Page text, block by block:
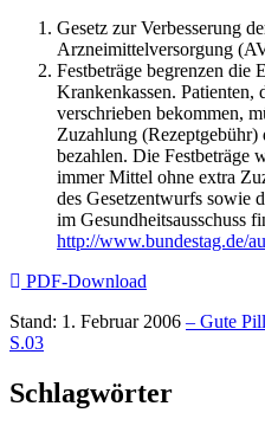
Gesetz zur Verbesserung
Arzneimittelversorgung
Festbeträge begrenzen die
Krankenkassen. Patienten,
verschrieben bekommen,
Zuzahlung (Rezeptgebühr)
bezahlen. Die Festbeträge
immer Mittel ohne extra
des Gesetzentwurfs sowie
im Gesundheitsausschuss
http://www.bundestag.de/
PDF-Download
Stand: 1. Februar 2006 – Gute
S.03
Schlagwörter